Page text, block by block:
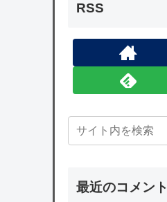
RSS
最近のコメント